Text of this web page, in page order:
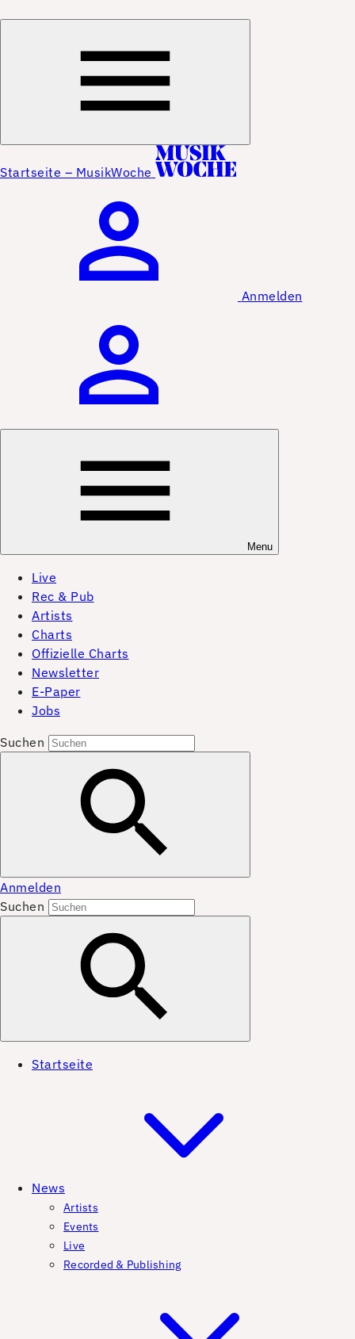
Startseite – MusikWoche
Anmelden
Menu
Live
Rec & Pub
Artists
Charts
Offizielle Charts
Newsletter
E-Paper
Jobs
Suchen
Anmelden
Suchen
Startseite
News
Artists
Events
Live
Recorded & Publishing